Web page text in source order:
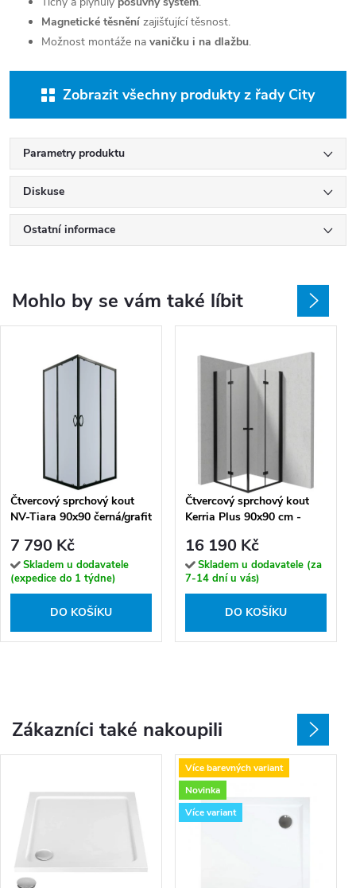
Magnetické těsnění zajišťující těsnost.
Možnost montáže na vaničku i na dlažbu.
Zobrazit všechny produkty z řady City
Parametry produktu
Diskuse
Ostatní informace
Mohlo by se vám také líbit
Čtvercový sprchový kout
NV-Tiara 90x90 černá/grafit
7 790 Kč
Skladem u dodavatele
(expedice do 1 týdne)
DO KOŠÍKU
Čtvercový sprchový kout
Kerria Plus 90x90 cm -
16 190 Kč
Skladem u dodavatele (za
7-14 dní u vás)
DO KOŠÍKU
Zákazníci také nakoupili
Více barevných variant
Novinka
Více variant